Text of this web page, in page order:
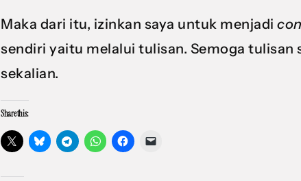
Maka dari itu, izinkan saya untuk menjadi
sendiri yaitu melalui tulisan. Semoga tulisan
sekalian.
Share this: